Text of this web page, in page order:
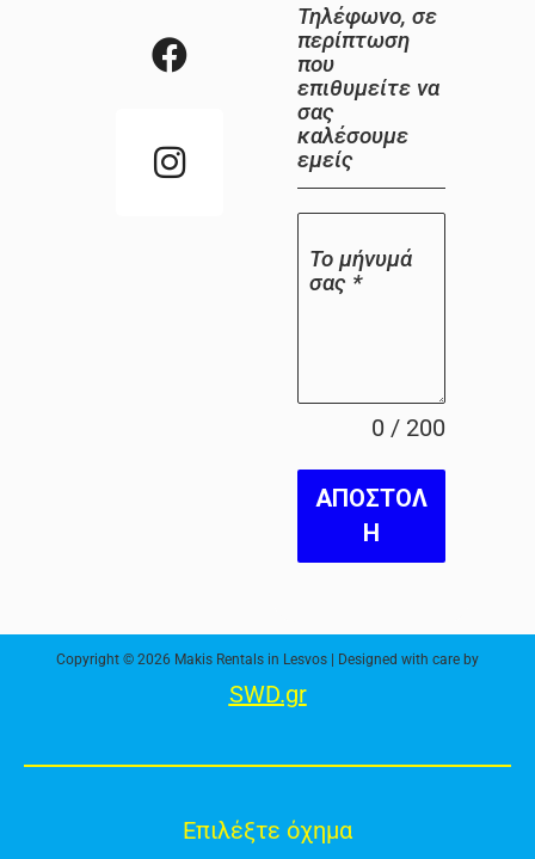
a
b
n
a
Τηλέφωνο, σε
περίπτωση
που
επιθυμείτε να
σας
καλέσουμε
εμείς
Το μήνυμά
σας *
0 / 200
ΑΠΟΣΤΟΛ
Η
Copyright © 2026 Makis Rentals in Lesvos | Designed with care by
SWD.gr
Επιλέξτε όχημα